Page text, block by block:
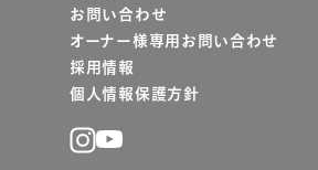
お問い合わせ
オーナー様専用お問い合わせ
採用情報
個人情報保護方針